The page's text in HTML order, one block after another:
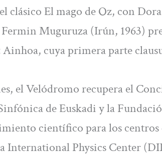
clásico El mago de Oz, con
Muguruza (Irún, 1963)
cuya primera parte
el Velódromo recupera el
de Euskadi y la
científico para los centros
International Physics Center